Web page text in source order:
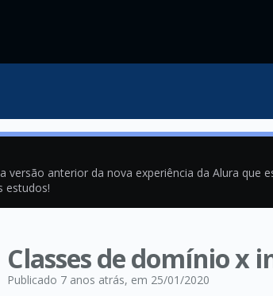
versão anterior da nova experiência da Alura
estudos!
Classes de domínio x
Publicado 7 anos atrás, em 25/01/2020